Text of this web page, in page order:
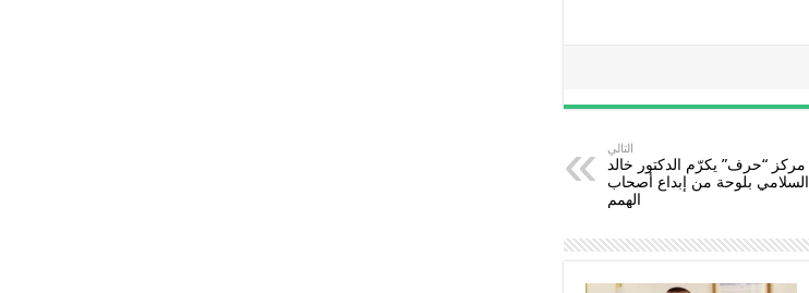
التالي
مركز “حرف” يكرّم الدكتور خالد
السلامي بلوحة من إبداع أصحاب
الهمم